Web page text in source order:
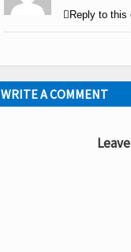
 Reply to this
WRITE A COMMENT